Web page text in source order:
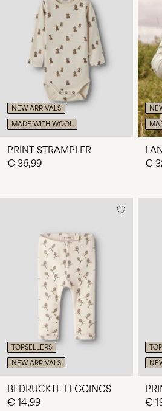
NEW ARRIVALS
MADE WITH WOOL
PRINT STRAMPLER
€ 36,99
€
TOPSELLERS
NEW ARRIVALS
BEDRUCKTE LEGGINGS
€ 14,99
€